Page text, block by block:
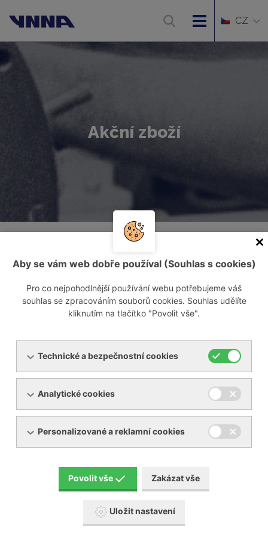
CZ
Akční zboží
Připravujeme
Menu
Produkty
Pronájem zařízení
Servis
Reference
Akční zboží
Popis piktogramů návodů BECKER
Aby se vám web dobře používal (Souhlas s cookies)
Pro co nejpohodlnější používání webu potřebujeme váš
souhlas se zpracováním souborů cookies. Souhlas udělíte
kliknutím na tlačítko "Povolit vše".
Technické a bezpečnostní cookies
Analytické cookies
Personalizované a reklamní cookies
Povolit vše Zakázat vše
Uložit nastavení